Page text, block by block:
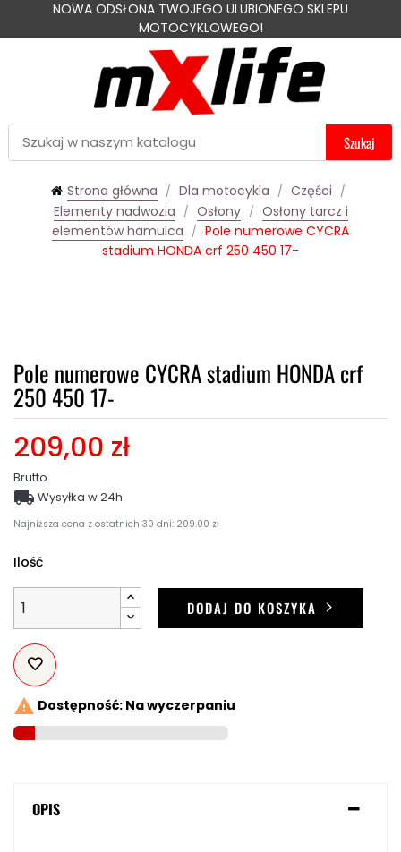
NOWA ODSŁONA TWOJEGO ULUBIONEGO SKLEPU
MOTOCYKLOWEGO!
Szukaj
Strona główna Dla motocykla
Części
Elementy nadwozia
Osłony
Osłony tarcz i
elementów hamulca
Pole numerowe CYCRA
stadium HONDA crf 250 450 17-
Pole numerowe CYCRA stadium HONDA crf
250 450 17-
209,00 zł
Brutto
Najniższa cena z ostatnich 30 dni: 209.00 zł
 Wysyłka w 24h
Ilość
DODAJ DO KOSZYKA
 Dostępność: Na wyczerpaniu
OPIS